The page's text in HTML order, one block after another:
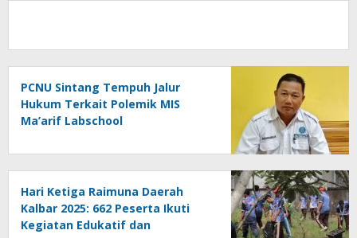
PCNU Sintang Tempuh Jalur
Hukum Terkait Polemik MIS
Ma’arif Labschool
Hari Ketiga Raimuna Daerah
Kalbar 2025: 662 Peserta Ikuti
Kegiatan Edukatif dan